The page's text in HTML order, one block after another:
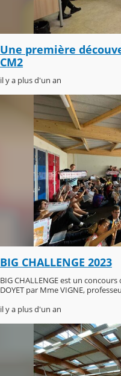
Une première
CM2
il y a plus d'un an
BIG CHALLENGE 2023
BIG CHALLENGE est un
DOYET par Mme VIGNE,
il y a plus d'un an